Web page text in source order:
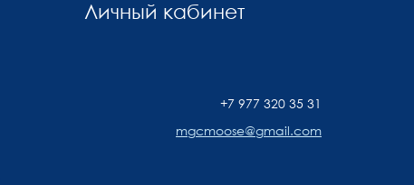
Личный кабинет
+7 977 320 35 31
mgcmoose@gmail.com